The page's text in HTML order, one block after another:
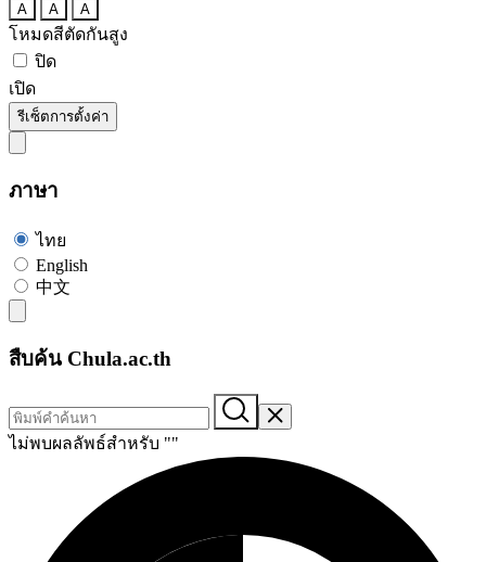
A A A
โหมดสีตัดกันสูง
ปิด
เปิด
รีเซ็ตการตั้งค่า
ภาษา
ไทย
English
中文
สืบค้น Chula.ac.th
ไม่พบผลลัพธ์สำหรับ ""